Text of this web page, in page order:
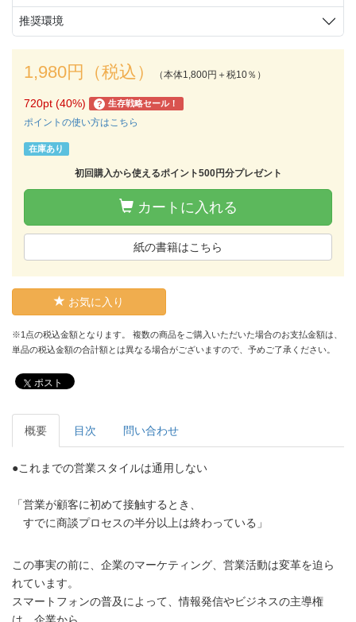
推奨環境
1,980円（税込） （本体1,800円＋税10％）
720pt (40%) ? 生存戦略セール！
ポイントの使い方はこちら
在庫あり
初回購入から使えるポイント500円分プレゼント
カートに入れる
紙の書籍はこちら
お気に入り
※1点の税込金額となります。 複数の商品をご購入いただいた場合のお支払金額は、
単品の税込金額の合計額とは異なる場合がございますので、予めご了承ください。
ポスト
概要 目次 問い合わせ
●これまでの営業スタイルは通用しない
「営業が顧客に初めて接触するとき、
すでに商談プロセスの半分以上は終わっている」
この事実の前に、企業のマーケティング、営業活動は変革を迫ら
れています。
スマートフォンの普及によって、情報発信やビジネスの主導権
は、企業から